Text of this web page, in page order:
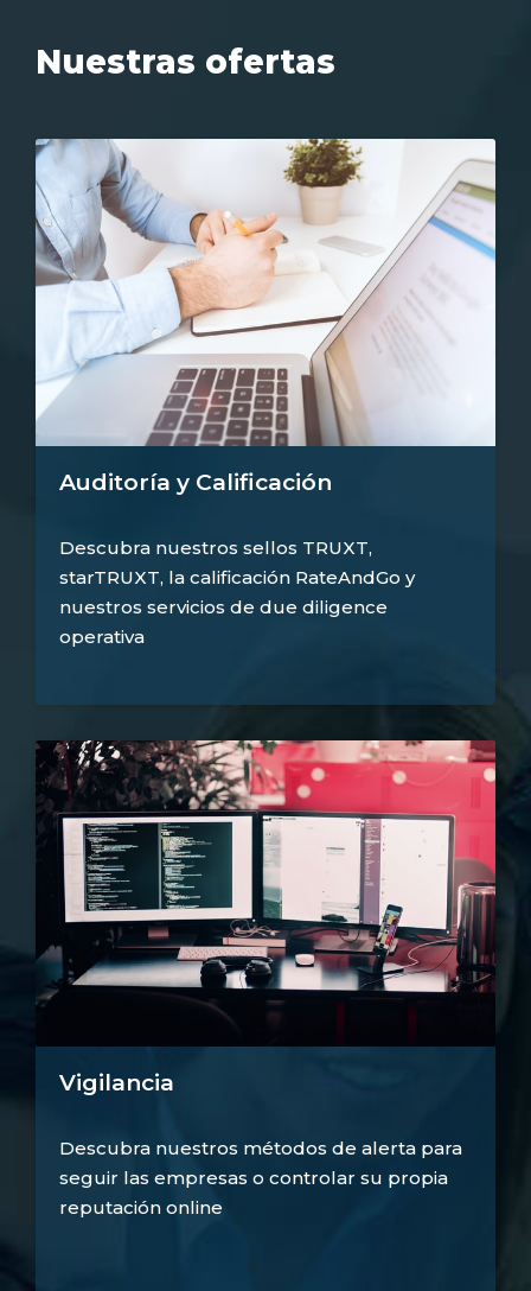
Nuestras ofertas
Auditoría y Calificación
Descubra nuestros sellos TRUXT,
starTRUXT, la calificación RateAndGo y
nuestros servicios de due diligence
operativa
Vigilancia
Descubra nuestros métodos de alerta para
seguir las empresas o controlar su propia
reputación online